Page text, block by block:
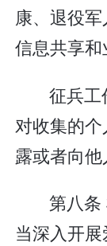
康、退役
信息共享和
征兵工
对收集的
露或者向他
第八条
当深入开